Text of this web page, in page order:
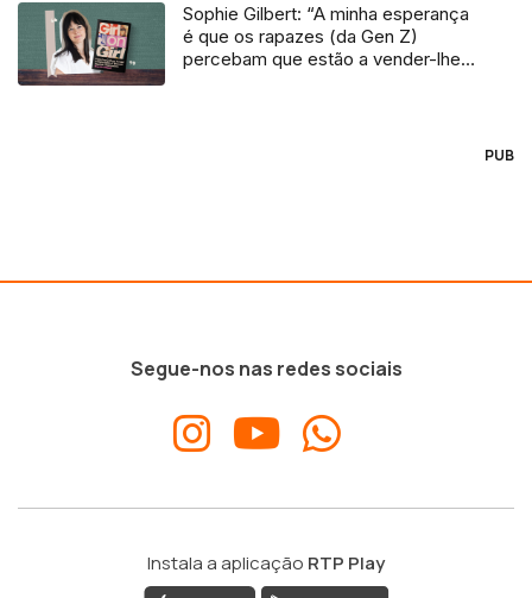
Sophie Gilbert: “A minha esperança
é que os rapazes (da Gen Z)
percebam que estão a vender-lhes
PUB
Segue-nos nas redes sociais
Instala a aplicação RTP Play